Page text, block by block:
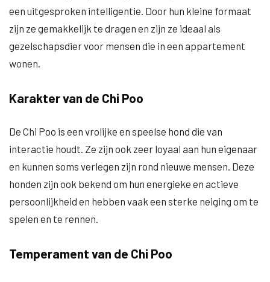
een uitgesproken intelligentie. Door hun kleine formaat
zijn ze gemakkelijk te dragen en zijn ze ideaal als
gezelschapsdier voor mensen die in een appartement
wonen.
Karakter van de Chi Poo
De Chi Poo is een vrolijke en speelse hond die van
interactie houdt. Ze zijn ook zeer loyaal aan hun eigenaar
en kunnen soms verlegen zijn rond nieuwe mensen. Deze
honden zijn ook bekend om hun energieke en actieve
persoonlijkheid en hebben vaak een sterke neiging om te
spelen en te rennen.
Temperament van de Chi Poo